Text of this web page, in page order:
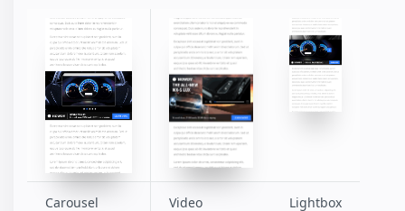
Carousel
Video
Lightbox